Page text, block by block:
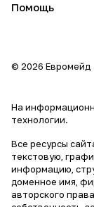
Помощь
© 2026 Евромейд
На
технологии.
Все ресурсы
текстовую,
информацию,
доменное имя,
авторского